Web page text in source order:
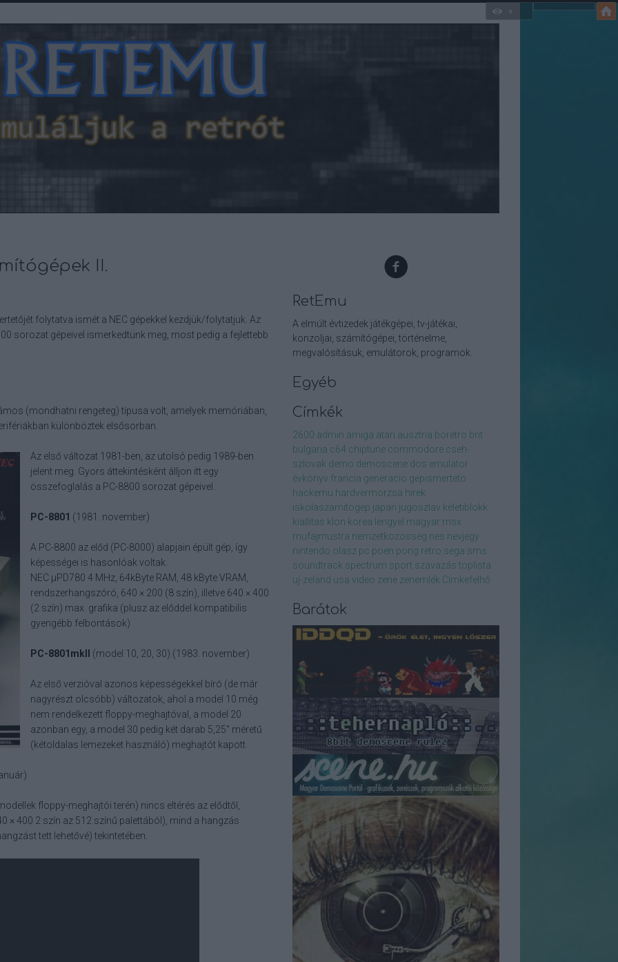
II.
folytatva ismét a NEC gépekkel kezdjük/folytatjuk. Az
sorozat gépeivel ismerkedtünk meg, most pedig a fejlettebb
(mondhatni rengeteg) típusa volt, amelyek memóriában,
különböztek elsősorban.
Az első változat 1981-ben, az utolsó pedig 1989-ben
jelent meg. Gyors áttekintésként álljon itt egy
összefoglalás a PC-8800 sorozat gépeivel.
PC-8801 (1981. november)
A PC-8800 az előd (PC-8000) alapjain épült gép, így
képességei is hasonlóak voltak.
NEC µPD780 4 MHz, 64kByte RAM, 48 kByte VRAM,
rendszerhangszóró, 640 × 200 (8 szín), illetve 640 × 400
(2 szín) max. grafika (plusz az előddel kompatibilis
gyengébb felbontások)
PC-8801mkII (model 10, 20, 30) (1983. november)
Az első verzióval azonos képességekkel bíró (de már
nagyrészt olcsóbb) változatok, ahol a model 10 még
nem rendelkezett floppy-meghajtóval, a model 20
azonban egy, a model 30 pedig két darab 5,25" méretű
(kétoldalas lemezeket használó) meghajtót kapott.
floppy-meghajtói terén) nincs eltérés az elődtől,
× 400 2 szín az 512 színű palettából), mind a hangzás
tett lehetővé) tekintetében.
RetEmu
A elmúlt évtizedek játékgépei, tv-játékai,
konzoljai, számítógépei, történelme,
megvalósításuk, emulátorok, programok.
Egyéb
Címkék
2600 admin amiga atari ausztria boretro brit
bulgaria c64 chiptune commodore cseh-
szlovak demo demoscene dos emulator
évkönyv francia generacio gepismerteto
hackemu hardvermorzsa hirek
iskolaszamitogep japan jugoszlav keletiblokk
kiallitas klon korea lengyel magyar msx
mufajmustra nemzetkozosseg nes nevjegy
nintendo olasz pc poen pong retro sega sms
soundtrack spectrum sport szavazás toplista
uj-zeland usa video zene zenemlék Címkefelhő
Barátok